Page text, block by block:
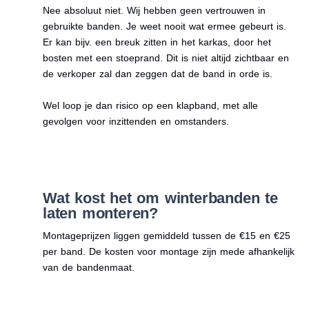
Nee absoluut niet. Wij hebben geen vertrouwen in
gebruikte banden. Je weet nooit wat ermee gebeurt is.
Er kan bijv. een breuk zitten in het karkas, door het
bosten met een stoeprand. Dit is niet altijd zichtbaar en
de verkoper zal dan zeggen dat de band in orde is.
Wel loop je dan risico op een klapband, met alle
gevolgen voor inzittenden en omstanders.
Wat kost het om winterbanden te
laten monteren?
Montageprijzen liggen gemiddeld tussen de €15 en €25
per band. De kosten voor montage zijn mede afhankelijk
van de bandenmaat.